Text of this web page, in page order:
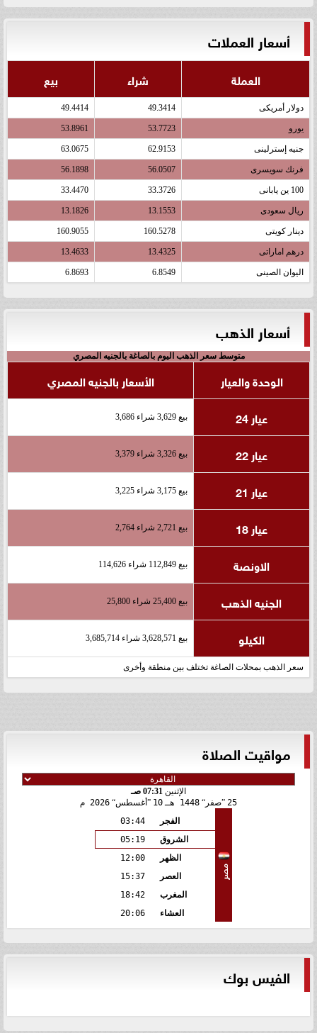
أسعار العملات
العملة شراء بيع
دولار أمريكى 49.3414
49.4414
يورو 53.7723
53.8961
جنيه إسترلينى 62.9153
63.0675
فرنك سويسرى 56.0507
56.1898
100 ين يابانى 33.3726
33.4470
ريال سعودى 13.1553
13.1826
دينار كويتى 160.5278
160.9055
درهم اماراتى 13.4325
13.4633
اليوان الصينى 6.8549
6.8693
أسعار الذهب
متوسط سعر الذهب اليوم بالصاغة بالجنيه المصري
الوحدة والعيار
الأسعار بالجنيه المصري
عيار 24
بيع 3,629 شراء 3,686
عيار 22 بيع 3,326 شراء 3,379
عيار 21 بيع 3,175 شراء 3,225
عيار 18 بيع 2,721 شراء 2,764
الاونصة بيع 112,849 شراء 114,626
الجنيه الذهب بيع 25,400 شراء 25,800
الكيلو بيع 3,628,571 شراء 3,685,714
سعر الذهب بمحلات الصاغة تختلف بين منطقة وأخرى
مواقيت الصلاة
الإثنين 07:31 صـ
25
صفر 1448 هـ 10 أغسطس 2026 م
مصر
الفجر
03:44
الشروق
05:19
الظهر
12:00
العصر
15:37
المغرب
18:42
العشاء
20:06
الفيس بوك